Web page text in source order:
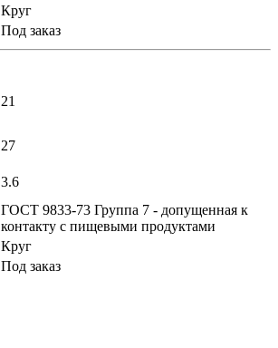
Круг
Под заказ
21
27
3.6
ГОСТ 9833-73 Группа 7 - допущенная к
контакту с пищевыми продуктами
Круг
Под заказ